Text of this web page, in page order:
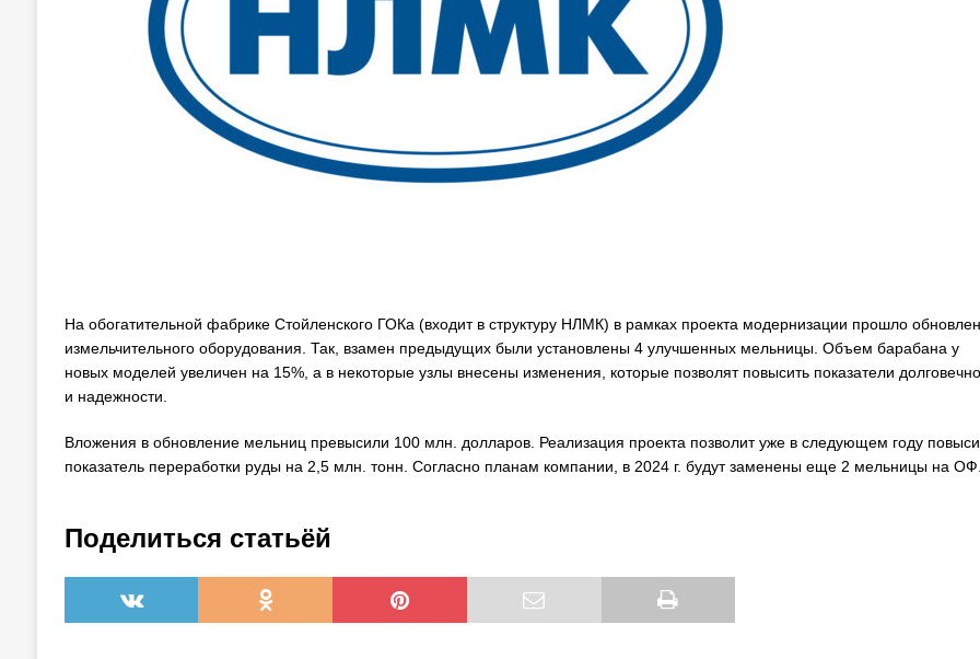
На обогатительной фабрике Стойленского ГОКа (входит в структуру НЛМК) в рамках проекта модернизации прошло
измельчительного оборудования. Так, взамен предыдущих были установлены 4 улучшенных мельницы. Объем барабана у
новых моделей увеличен на 15%, а в некоторые узлы внесены изменения, которые позволят повысить показатели
и надежности.
Вложения в обновление мельниц превысили 100 млн. долларов. Реализация проекта позволит уже в следующем году
показатель переработки руды на 2,5 млн. тонн. Согласно планам компании, в 2024 г. будут заменены еще 2 мельницы на
Поделиться статьёй